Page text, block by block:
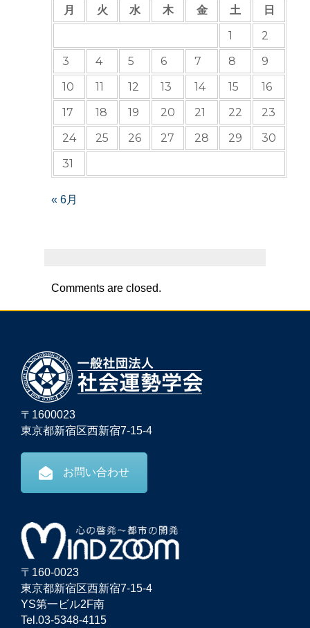
月
火 水 木 金 土
日
1
2
3
4 5 6 7 8
9
10
11 12 13 14 15
16
17
18 19 20 21 22
23
24
25 26 27 28 29
30
31
« 6月
Comments are closed.
〒1600023
東京都新宿区西新宿7-15-4
お問い合わせ
〒160-0023
東京都新宿区西新宿7-15-4
YS第一ビル2F南
Tel.03-5348-4115